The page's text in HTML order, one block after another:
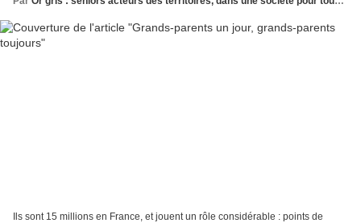
Ils sont 15 millions en France, et jouent un rôle considérable : points de